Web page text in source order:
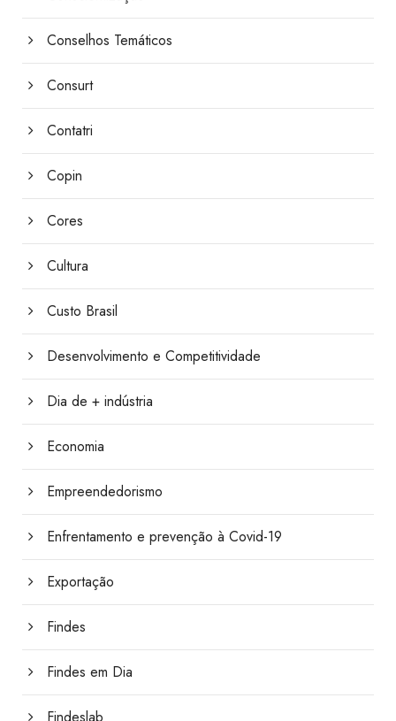
Conselhos Temáticos
Consurt
Contatri
Copin
Cores
Cultura
Custo Brasil
Desenvolvimento e Competitividade
Dia de + indústria
Economia
Empreendedorismo
Enfrentamento e prevenção à Covid-19
Exportação
Findes
Findes em Dia